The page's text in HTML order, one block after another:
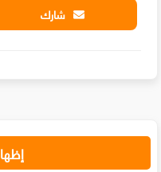
شارك